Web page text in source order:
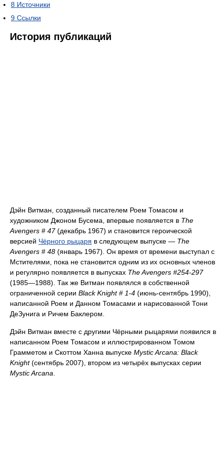
8 Источники
9 Ссылки
История публикаций
Дэйн Витман, созданный писателем Роем Томасом и
художником Джоном Бусема, впервые появляется в The
Avengers # 47(декабрь 1967) и становится героической
версией Чёрного рыцаря в следующем выпуске — The
Avengers # 48 (январь 1967). Он время от времени выступал с
Мстителями, пока не становится одним из их основных членов
и регулярно появляется в выпусках The Avengers #254-297
(1985—1988). Так же Витман появлялся в собственной
ограниченной серии Black Knight # 1-4 (июнь-сентябрь 1990),
написанной Роем и Данном Томасами и нарисованной Тони
ДеЗунига и Ричем Баклером.
Дэйн Витман вместе с другими Чёрными рыцарями появился в
написанном Роем Томасом и иллюстрированном Томом
Грамметом и Скоттом Ханна выпуске Mystic Arcana: Black
Knight(сентябрь 2007), втором из четырёх выпусках серии
Mystic Arcana